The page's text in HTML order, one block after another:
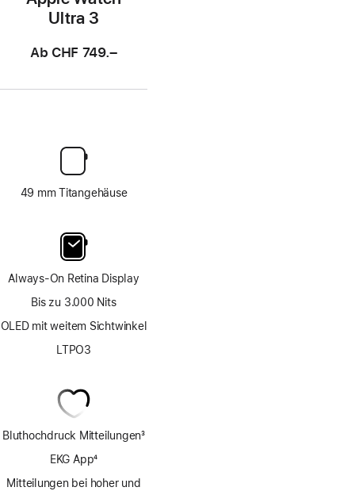
Ultra 3
Ab CHF 749.–
49 mm Titangehäuse
Always-On Retina Display
Bis zu 3.000 Nits
OLED mit weitem Sichtwinkel
LTPO3
Bluthochdruck Mitteilungen3
EKG App4
Mitteilungen bei hoher und